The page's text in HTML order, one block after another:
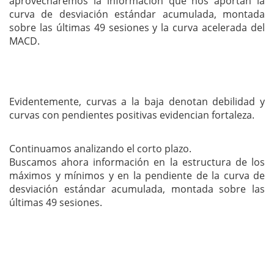
curva de desviación estándar acumulada, montada
sobre las últimas 49 sesiones y la curva acelerada del
MACD.
Evidentemente, curvas a la baja denotan debilidad y
curvas con pendientes positivas evidencian fortaleza.
Continuamos analizando el corto plazo.
Buscamos ahora información en la estructura de los
máximos y mínimos y en la pendiente de la curva de
desviación estándar acumulada, montada sobre las
últimas 49 sesiones.